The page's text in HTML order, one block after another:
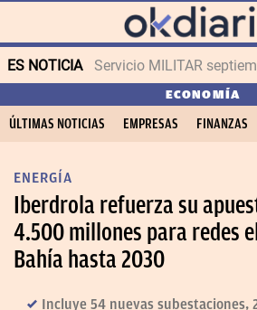
ES NOTICIA Servicio MILITAR
ECONOMÍA
ÚLTIMAS NOTICIAS EMPRESAS FINANZAS
ENERGÍA
Iberdrola refuerza su
4.500 millones para redes
Bahía hasta 2030
Incluye 54 nuevas subestaciones,